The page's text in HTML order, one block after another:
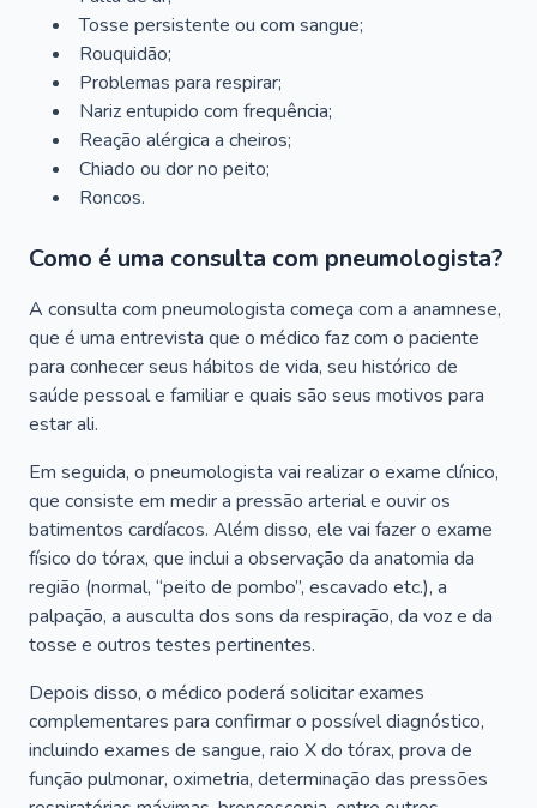
Tosse persistente ou com sangue;
Rouquidão;
Problemas para respirar;
Nariz entupido com frequência;
Reação alérgica a cheiros;
Chiado ou dor no peito;
Roncos.
Como é uma consulta com pneumologista?
A consulta com pneumologista começa com a anamnese,
que é uma entrevista que o médico faz com o paciente
para conhecer seus hábitos de vida, seu histórico de
saúde pessoal e familiar e quais são seus motivos para
estar ali.
Em seguida, o pneumologista vai realizar o exame clínico,
que consiste em medir a pressão arterial e ouvir os
batimentos cardíacos. Além disso, ele vai fazer o exame
físico do tórax, que inclui a observação da anatomia da
região (normal, “peito de pombo”, escavado etc.), a
palpação, a ausculta dos sons da respiração, da voz e da
tosse e outros testes pertinentes.
Depois disso, o médico poderá solicitar exames
complementares para confirmar o possível diagnóstico,
incluindo exames de sangue, raio X do tórax, prova de
função pulmonar, oximetria, determinação das pressões